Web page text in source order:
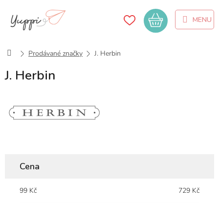
obsah
Nákupní
košík
DomůProdávané značky J. Herbin
J. Herbin
Cena
99 Kč 729 Kč